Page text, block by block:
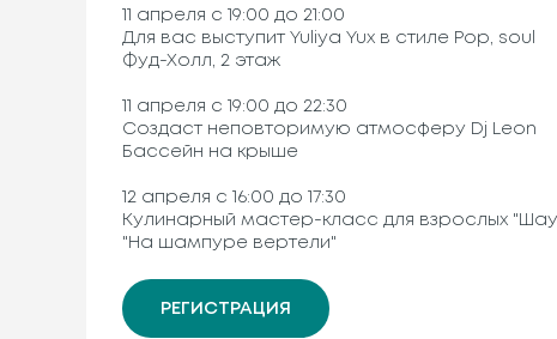
11 апреля с 19:00 до 21:00
Для вас выступит Yuliya Yux в стиле Pop, soul
Фуд-Холл, 2 этаж
11 апреля с 19:00 до 22:30
Создаст неповторимую атмосферу Dj Leon
Бассейн на крыше
12 апреля с 16:00 до 17:30
Кулинарный мастер-класс для взрослых
"На шампуре вертели"
РЕГИСТРАЦИЯ